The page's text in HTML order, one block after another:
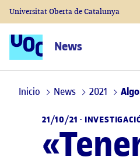
News
Universitat Oberta de Catalunya
Inicio News 2021
21/10/21 ·